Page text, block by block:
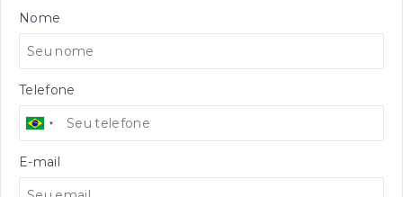
Nome
Telefone
E-mail